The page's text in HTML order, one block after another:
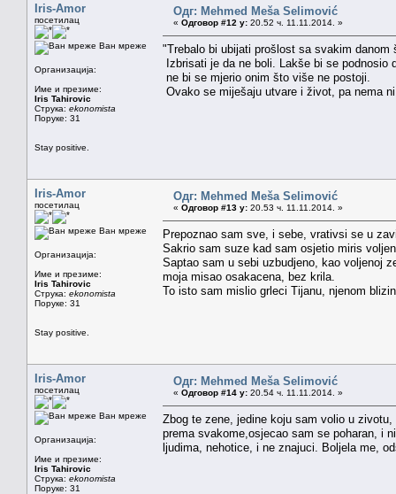
Iris-Amor
посетилац
Ван мреже
Организација:
Име и презиме:
Iris Tahirovic
Струка: ekonomista
Поруке: 31
Stay positive.
Одг: Mehmed Meša Selimović
« Одговор #12 у: 20.52 ч. 11.11.2014. »
"Trebalo bi ubijati prošlost sa svakim danom
Izbrisati je da ne boli. Lakše bi se podnosio
ne bi se mjerio onim što više ne postoji.
Ovako se miješaju utvare i život, pa nema
Iris-Amor
посетилац
Ван мреже
Организација:
Име и презиме:
Iris Tahirovic
Струка: ekonomista
Поруке: 31
Stay positive.
Одг: Mehmed Meša Selimović
« Одговор #13 у: 20.53 ч. 11.11.2014. »
Prepoznao sam sve, i sebe, vrativsi se u
Sakrio sam suze kad sam osjetio miris
Saptao sam u sebi uzbudjeno, kao voljenoj
moja misao osakacena, bez krila.
To isto sam mislio grleci Tijanu, njenom
Iris-Amor
посетилац
Ван мреже
Организација:
Име и презиме:
Iris Tahirovic
Струка: ekonomista
Поруке: 31
Одг: Mehmed Meša Selimović
« Одговор #14 у: 20.54 ч. 11.11.2014. »
Zbog te zene, jedine koju sam volio u
prema svakome,osjecao sam se poharan, i
ljudima, nehotice, i ne znajuci. Boljela me,